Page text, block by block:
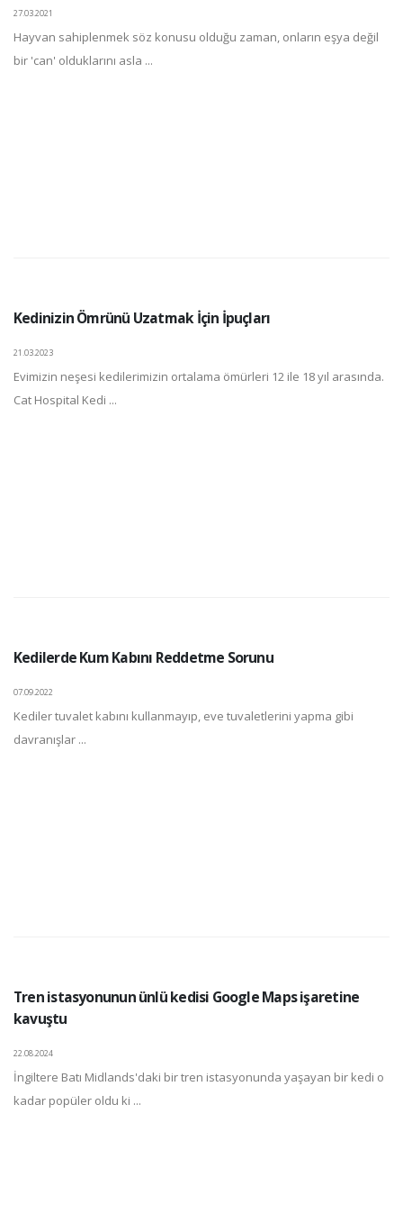
27.03.2021
Hayvan sahiplenmek söz konusu olduğu zaman, onların eşya değil
bir 'can' olduklarını asla ...
Kedinizin Ömrünü Uzatmak İçin İpuçları
21.03.2023
Evimizin neşesi kedilerimizin ortalama ömürleri 12 ile 18 yıl arasında.
Cat Hospital Kedi ...
Kedilerde Kum Kabını Reddetme Sorunu
07.09.2022
Kediler tuvalet kabını kullanmayıp, eve tuvaletlerini yapma gibi
davranışlar ...
Tren istasyonunun ünlü kedisi Google Maps işaretine
kavuştu
22.08.2024
İngiltere Batı Midlands'daki bir tren istasyonunda yaşayan bir kedi o
kadar popüler oldu ki ...